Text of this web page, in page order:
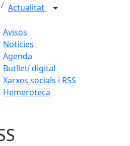
Actualitat
Avisos
Notícies
Agenda
Butlletí digital
Xarxes socials i RSS
Hemeroteca